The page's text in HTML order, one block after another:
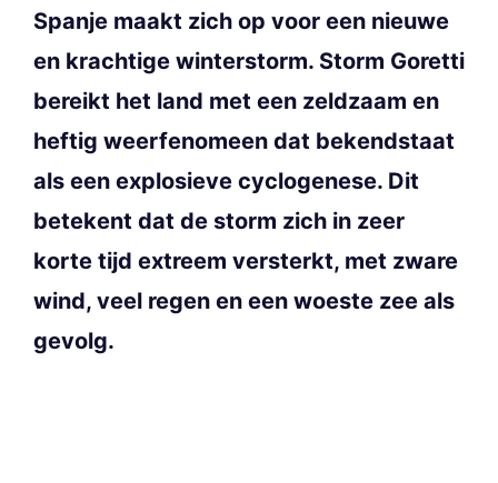
Spanje maakt zich op voor een nieuwe
en krachtige winterstorm. Storm Goretti
bereikt het land met een zeldzaam en
heftig weerfenomeen dat bekendstaat
als een explosieve cyclogenese. Dit
betekent dat de storm zich in zeer
korte tijd extreem versterkt, met zware
wind, veel regen en een woeste zee als
gevolg.